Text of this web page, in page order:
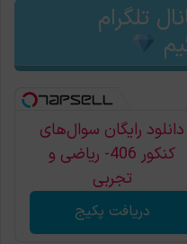
تلگرام
دانلود رایگان سوال‌های
کنکور 406- ریاضی و
تجربی
دریافت پکیج